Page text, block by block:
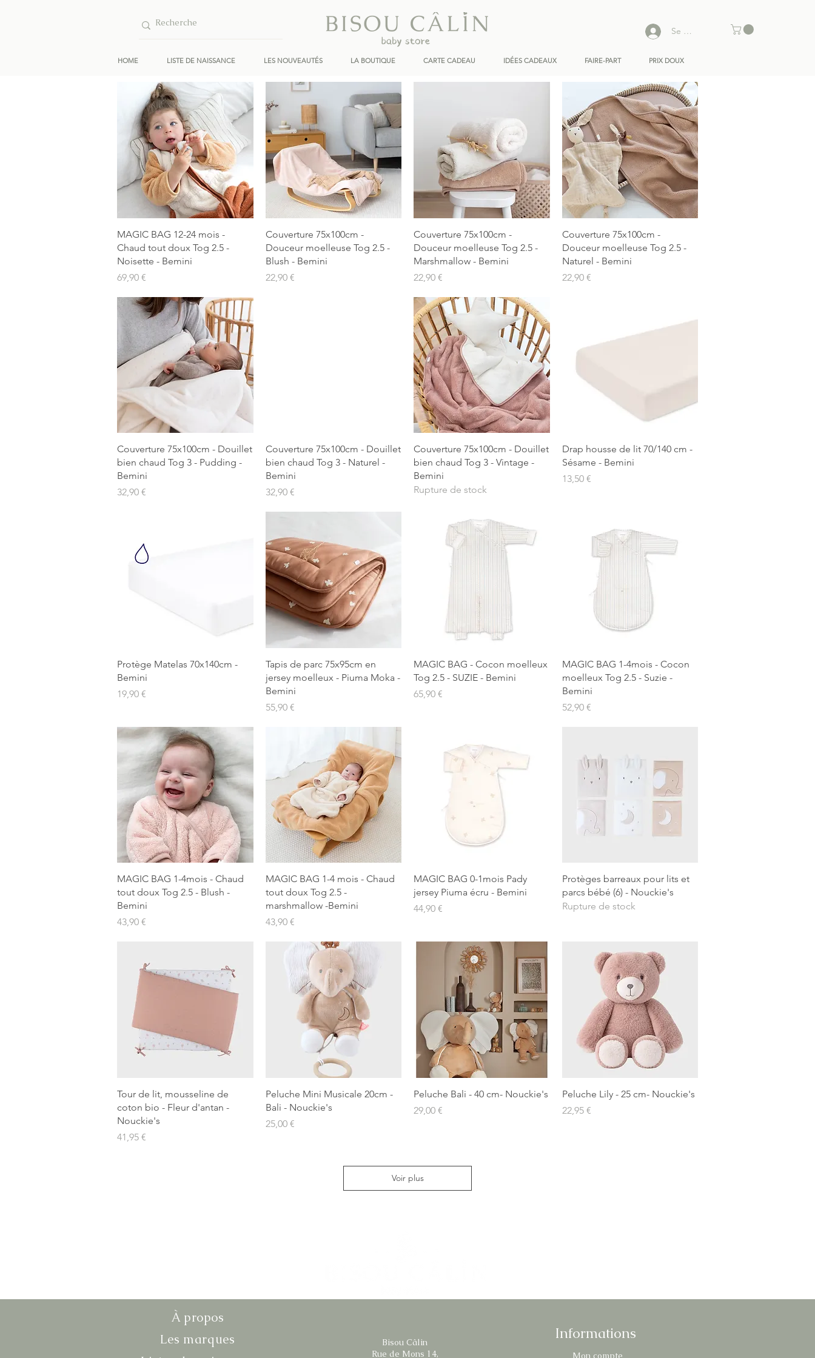
HOME LISTE DE NAISSANCE LES NOUVEAUTÉS LA BOUTIQUE CARTE CADEAU IDÉES CADEAUX FAIRE-PART PRIX DOUX
Se connecter
Aperçu rapide
MAGIC BAG 12-24 mois -
Chaud tout doux Tog 2.5 -
Noisette - Bemini
Prix
69,90 €
Aperçu rapide
Couverture 75x100cm -
Douceur moelleuse Tog 2.5 -
Blush - Bemini
Prix
22,90 €
Aperçu rapide
Couverture 75x100cm -
Douceur moelleuse Tog 2.5 -
Marshmallow - Bemini
Prix
22,90 €
Aperçu rapide
Couverture 75x100cm -
Douceur moelleuse Tog 2.5 -
Naturel - Bemini
Prix
22,90 €
Aperçu rapide
Couverture 75x100cm - Douillet
bien chaud Tog 3 - Pudding -
Bemini
Prix
32,90 €
Aperçu rapide
Couverture 75x100cm - Douillet
bien chaud Tog 3 - Naturel -
Bemini
Prix
32,90 €
Aperçu rapide
Couverture 75x100cm - Douillet
bien chaud Tog 3 - Vintage -
Bemini
Rupture de stock
Aperçu rapide
Drap housse de lit 70/140 cm -
Sésame - Bemini
Prix
13,50 €
Aperçu rapide
Protège Matelas 70x140cm -
Bemini
Prix
19,90 €
Aperçu rapide
Tapis de parc 75x95cm en
jersey moelleux - Piuma Moka -
Bemini
Prix
55,90 €
Aperçu rapide
MAGIC BAG - Cocon moelleux
Tog 2.5 - SUZIE - Bemini
Prix
65,90 €
Aperçu rapide
MAGIC BAG 1-4mois - Cocon
moelleux Tog 2.5 - Suzie -
Bemini
Prix
52,90 €
Aperçu rapide
MAGIC BAG 1-4mois - Chaud
tout doux Tog 2.5 - Blush -
Bemini
Prix
43,90 €
Aperçu rapide
MAGIC BAG 1-4 mois - Chaud
tout doux Tog 2.5 -
marshmallow -Bemini
Prix
43,90 €
Aperçu rapide
MAGIC BAG 0-1mois Pady
jersey Piuma écru - Bemini
Prix
44,90 €
Aperçu rapide
Protèges barreaux pour lits et
parcs bébé (6) - Nouckie's
Rupture de stock
Aperçu rapide
Tour de lit, mousseline de
coton bio - Fleur d'antan -
Nouckie's
Prix
41,95 €
Aperçu rapide
Peluche Mini Musicale 20cm -
Bali - Nouckie's
Prix
25,00 €
Aperçu rapide
Peluche Bali - 40 cm- Nouckie's
Prix
29,00 €
Aperçu rapide
Peluche Lily - 25 cm- Nouckie's
Prix
22,95 €
Voir plus
À propos
Les marques
Bisou Câlin
Rue de Mons 14,
Informations
Mon compte